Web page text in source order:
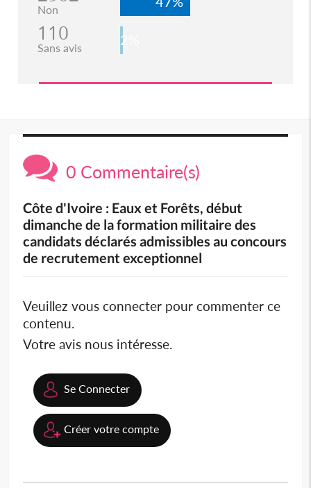
Non
110
Sans avis 2%
0 Commentaire(s)
Côte d'Ivoire : Eaux et Forêts, début
dimanche de la formation militaire des
candidats déclarés admissibles au concours
de recrutement exceptionnel
Veuillez vous connecter pour commenter ce
contenu.
Votre avis nous intéresse.
Se Connecter
Créer votre compte